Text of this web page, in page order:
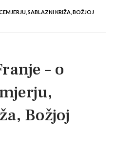
SABLAZNI KRIŽA, BOŽJOJ
– o
Božjoj